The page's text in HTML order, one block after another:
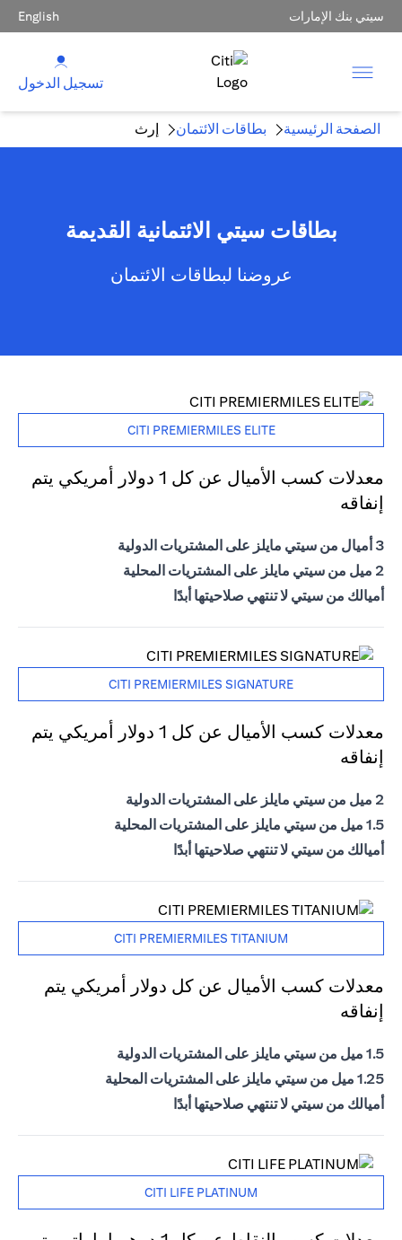
سيتي بنك الإمارات English
تسجيل الدخول
الصفحة الرئيسية بطاقات الائتمان إرث
بطاقات سيتي الائتمانية القديمة
عروضنا لبطاقات الائتمان
CITI PREMIERMILES ELITE
معدلات كسب الأميال عن كل 1 دولار أمريكي يتم
إنفاقه
3 أميال من سيتي مايلز على المشتريات الدولية
2 ميل من سيتي مايلز على المشتريات المحلية
أميالك من سيتي لا تنتهي صلاحيتها أبدًا
CITI PREMIERMILES SIGNATURE
معدلات كسب الأميال عن كل 1 دولار أمريكي يتم
إنفاقه
2 ميل من سيتي مايلز على المشتريات الدولية
1.5 ميل من سيتي مايلز على المشتريات المحلية
أميالك من سيتي لا تنتهي صلاحيتها أبدًا
CITI PREMIERMILES TITANIUM
معدلات كسب الأميال عن كل دولار أمريكي يتم
إنفاقه
1.5 ميل من سيتي مايلز على المشتريات الدولية
1.25 ميل من سيتي مايلز على المشتريات المحلية
أميالك من سيتي لا تنتهي صلاحيتها أبدًا
CITI LIFE PLATINUM